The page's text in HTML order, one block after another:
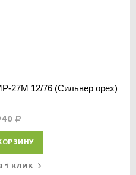
27М 12/76 (Сильвер орех)
1 КЛИК